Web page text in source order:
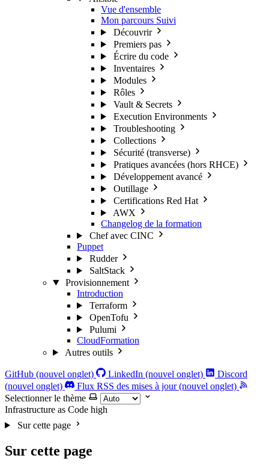
Vue d'ensemble
Mon parcours Suivi
Découvrir
Premiers pas
Écrire du code
Inventaires
Modules
Rôles
Vault & Secrets
Execution Environments
Troubleshooting
Collections
Sécurité (transverse)
Pratiques avancées (hors RHCE)
Développement avancé
Outillage
Certifications Red Hat
AWX
Changelog de la formation
Chef avec CINC
Puppet
Rudder
SaltStack
Provisionnement
Introduction
Terraform
OpenTofu
Pulumi
CloudFormation
Autres outils
GitHub (nouvel onglet) LinkedIn (nouvel onglet)
Discord
(nouvel onglet)
Flux RSS des mises à jour (nouvel onglet)
Selectionner le thème
Infrastructure as Code high
Sur cette page
Sur cette page